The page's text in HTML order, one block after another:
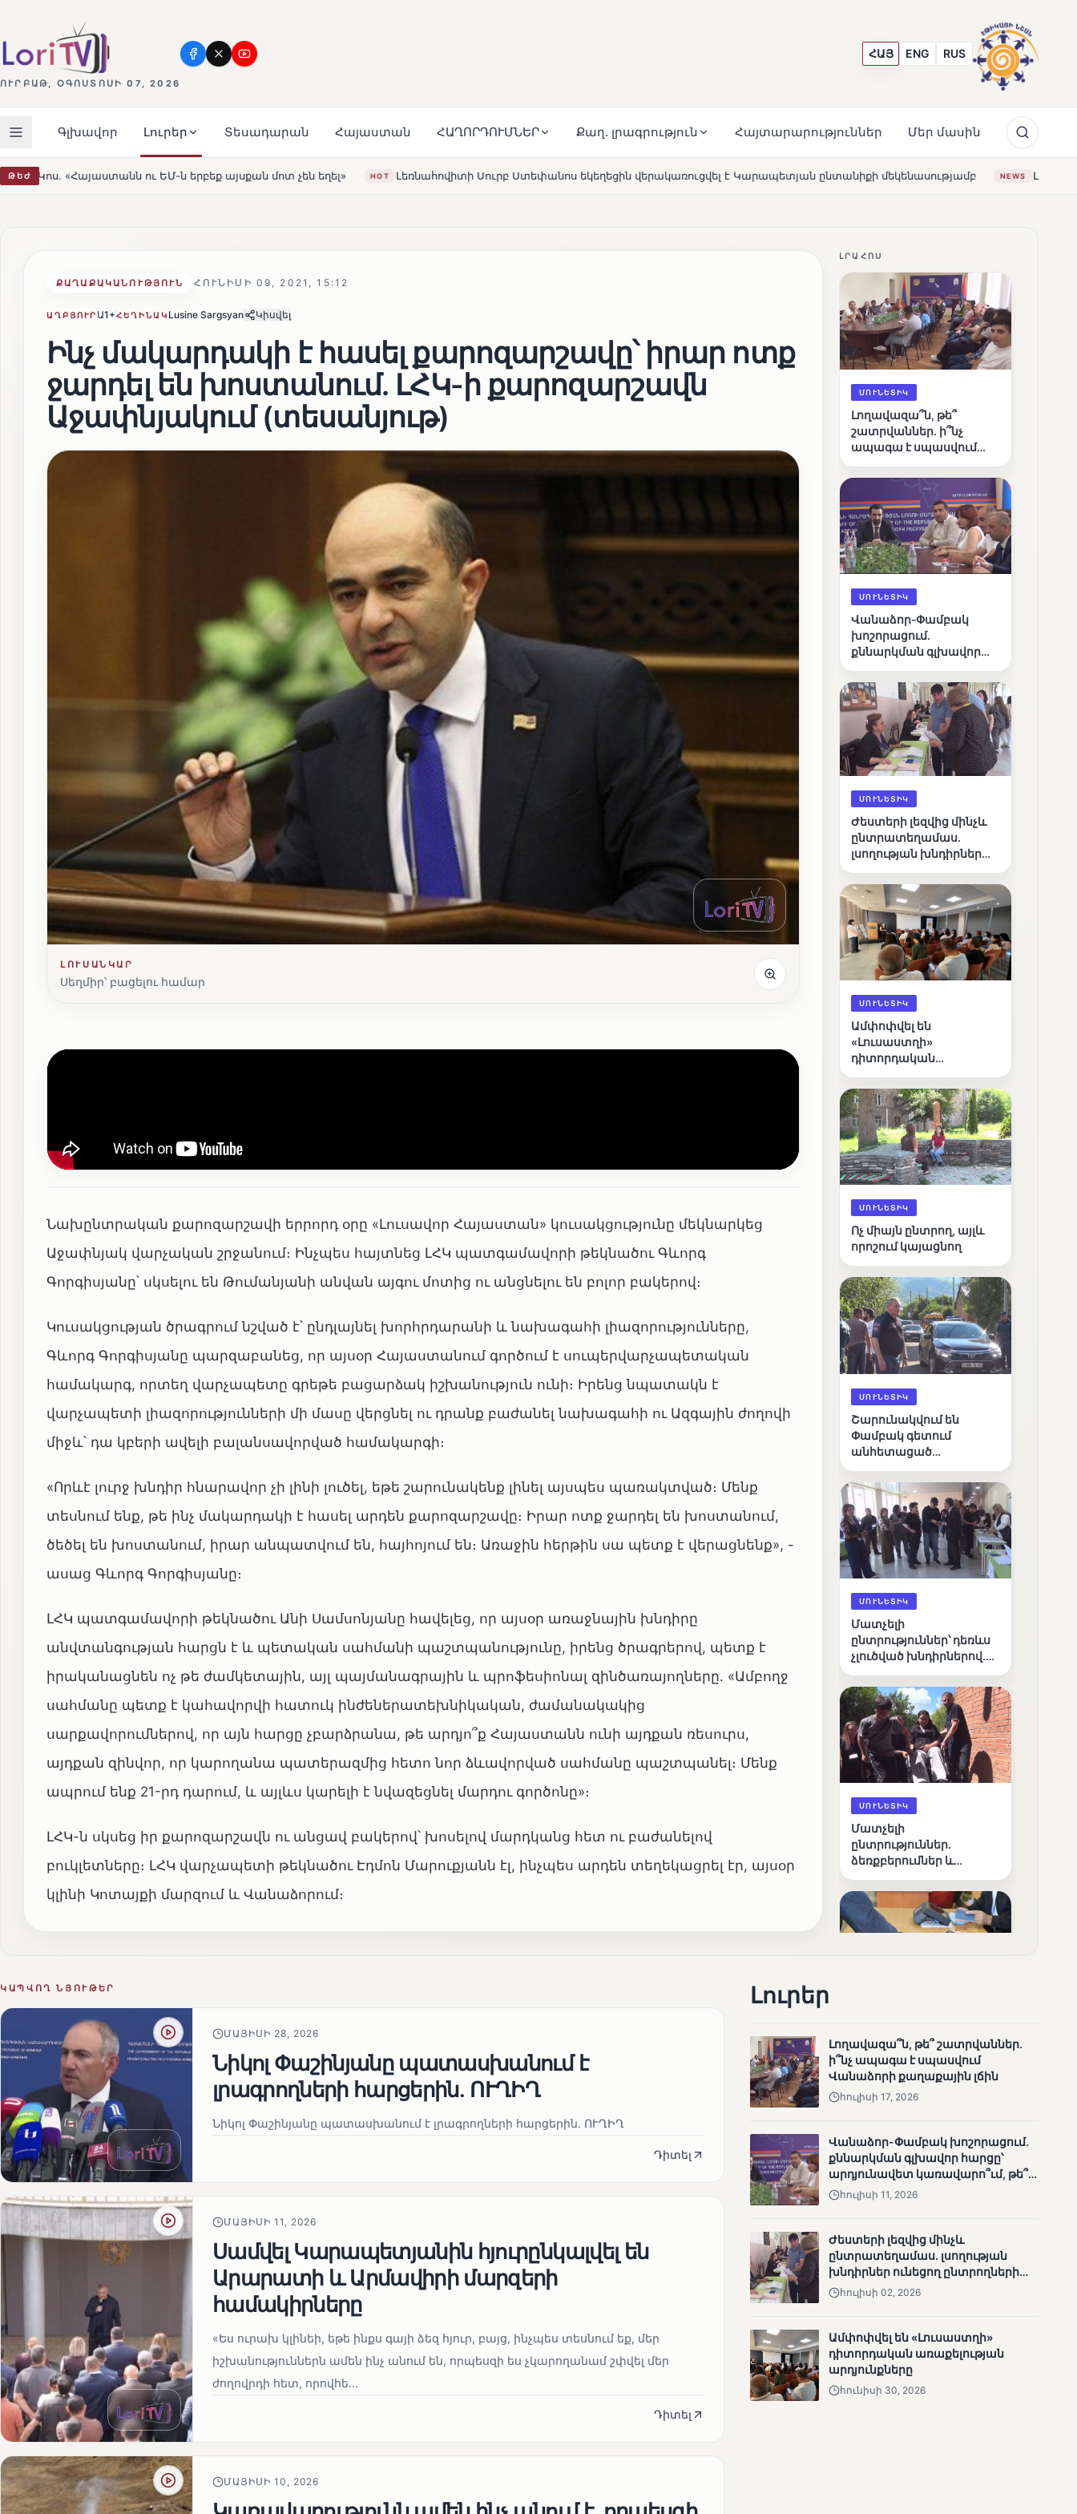
ՈՒՐԲԱԹ, ՕԳՈՍՏՈՍԻ 07, 2026
ՀԱՅ ENG RUS
Գլխավոր Լուրեր Տեսադարան Հայաստան ՀԱՂՈՐԴՈՒՄՆԵՐ Քաղ. լրագրություն Հայտարարություններ Մեր մասին
ԹԵԺայսքան մոտ չեն եղել» HOT Լեռնահովիտի Սուրբ Ստեփանոս եկեղեցին վերակառուցվել է Կարապետյան ընտանիքի մեկենասությամբ NEWS Լողավազա՞ն, թե՞ շատրվաններ. ի՞նչ
ՔԱՂԱՔԱԿԱՆՈՒԹՅՈՒՆ ՀՈՒՆԻՍԻ 09, 2021, 15:12
ԱՂԲՅՈՒՐ Ա1+ՀԵՂԻՆԱԿ Lusine Sargsyan Կիսվել
Ինչ մակարդակի է հասել քարոզարշավը՝ իրար ոտք
ջարդել են խոստանում․ ԼՀԿ-ի քարոզարշավն
Աջափնյակում (տեսանյութ)
ԼՈՒՍԱՆԿԱՐ
Սեղմիր՝ բացելու համար
Նախընտրական քարոզարշավի երրորդ օրը «Լուսավոր Հայաստան» կուսակցությունը մեկնարկեց
Աջափնյակ վարչական շրջանում։ Ինչպես հայտնեց ԼՀԿ պատգամավորի թեկնածու Գևորգ
Գորգիսյանը՝ սկսելու են Թումանյանի անվան այգու մոտից ու անցնելու են բոլոր բակերով։
Կուսակցության ծրագրում նշված է՝ ընդլայնել խորհրդարանի և նախագահի լիազորությունները,
Գևորգ Գորգիսյանը պարզաբանեց, որ այսօր Հայաստանում գործում է սուպերվարչապետական
համակարգ, որտեղ վարչապետը գրեթե բացարձակ իշխանություն ունի։ Իրենց նպատակն է
վարչապետի լիազորությունների մի մասը վերցնել ու դրանք բաժանել նախագահի ու Ազգային ժողովի
միջև՝ դա կբերի ավելի բալանսավորված համակարգի։
«Որևէ լուրջ խնդիր հնարավոր չի լինի լուծել, եթե շարունակենք լինել այսպես պառակտված։ Մենք
տեսնում ենք, թե ինչ մակարդակի է հասել արդեն քարոզարշավը։ Իրար ոտք ջարդել են խոստանում,
ծեծել են խոստանում, իրար անպատվում են, հայհոյում են։ Առաջին հերթին սա պետք է վերացնենք», -
ասաց Գևորգ Գորգիսյանը։
ԼՀԿ պատգամավորի թեկնածու Անի Սամսոնյանը հավելեց, որ այսօր առաջնային խնդիրը
անվտանգության հարցն է և պետական սահմանի պաշտպանությունը, իրենց ծրագրերով, պետք է
իրականացնեն ոչ թե ժամկետային, այլ պայմանագրային և պրոֆեսիոնալ զինծառայողները․ «Ամբողջ
սահմանը պետք է կահավորվի հատուկ ինժեներատեխնիկական, ժամանակակից
սարքավորումներով, որ այն հարցը չբարձրանա, թե արդյո՞ք Հայաստանն ունի այդքան ռեսուրս,
այդքան զինվոր, որ կարողանա պատերազմից հետո նոր ձևավորված սահմանը պաշտպանել։ Մենք
ապրում ենք 21-րդ դարում, և այլևս կարելի է նվազեցնել մարդու գործոնը»։
ԼՀԿ-ն սկսեց իր քարոզարշավն ու անցավ բակերով՝ խոսելով մարդկանց հետ ու բաժանելով
բուկլետները։ ԼՀԿ վարչապետի թեկնածու Էդմոն Մարուքյանն էլ, ինչպես արդեն տեղեկացրել էր, այսօր
կլինի Կոտայքի մարզում և Վանաձորում։
ԼՐԱՀՈՍ
ՄՈՒՆԵՏԻԿ
Լողավազա՞ն, թե՞
շատրվաններ. ի՞նչ
ապագա է սպասվում
լճին
ՄՈՒՆԵՏԻԿ
Վանաձոր-Փամբակ
խոշորացում.
քննարկման գլխավոր
կառավարո՞ւմ, թե՞
քաղաքական նպատակ
ՄՈՒՆԵՏԻԿ
Ժեստերի լեզվից մինչև
ընտրատեղամաս.
լսողության խնդիրներ
ճանապարհը
ՄՈՒՆԵՏԻԿ
Ամփոփվել են
«Լուսաստղի»
դիտորդական
արդյունքները
ՄՈՒՆԵՏԻԿ
Ոչ միայն ընտրող, այլև
որոշում կայացնող
ՄՈՒՆԵՏԻԿ
Շարունակվում են
Փամբակ գետում
անհետացած
որոնողական
աշխատանքները
ՄՈՒՆԵՏԻԿ
Մատչելի
ընտրություններ՝ դեռևս
չլուծված խնդիրներով.
դիտորդական
առաքելության
արդյունքները
ՄՈՒՆԵՏԻԿ
Մատչելի
ընտրություններ.
ձեռքբերումներ և
բացթողումներ
Ամփոփվել են 2005
տեղամասերի
արդյունքները
ՄՈՒՆԵՏԻԿ
Քվեարկության
նախնական
ԿԱՊՎՈՂ ՆՅՈՒԹԵՐ
ՄԱՅԻՍԻ 28, 2026
Նիկոլ Փաշինյանը պատասխանում է
լրագրողների հարցերին․ ՈՒՂԻՂ
Նիկոլ Փաշինյանը պատասխանում է լրագրողների հարցերին․ ՈՒՂԻՂ
Դիտել
ՄԱՅԻՍԻ 11, 2026
Սամվել Կարապետյանին հյուրընկալվել են
Արարատի և Արմավիրի մարզերի
համակիրները
«Ես ուրախ կլինեի, եթե ինքս գայի ձեզ հյուր, բայց, ինչպես տեսնում եք, մեր
իշխանություններն ամեն ինչ անում են, որպեսզի ես չկարողանամ շփվել մեր
ժողովրդի հետ, որովհե...
Դիտել
ՄԱՅԻՍԻ 10, 2026
Լուրեր
Լողավազա՞ն, թե՞ շատրվաններ.
ի՞նչ ապագա է սպասվում
Վանաձորի քաղաքային լճին
հուլիսի 17, 2026
Վանաձոր-Փամբակ խոշորացում.
քննարկման գլխավոր հարցը՝
արդյունավետ կառավարո՞ւմ, թե՞
քաղաքական նպատակ
հուլիսի 11, 2026
Ժեստերի լեզվից մինչև
ընտրատեղամաս. լսողության
խնդիրներ ունեցող ընտրողների
ճանապարհը
հուլիսի 02, 2026
Ամփոփվել են «Լուսաստղի»
դիտորդական առաքելության
արդյունքները
հունիսի 30, 2026